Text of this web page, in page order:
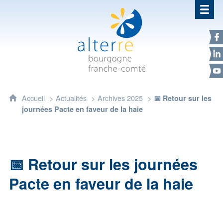
Alterre Bourgogne Franche-
Accueil Actualités Archives 2025
📅 Retour sur les
journées Pacte en faveur de la haie
📅 Retour sur les journées
Pacte en faveur de la haie